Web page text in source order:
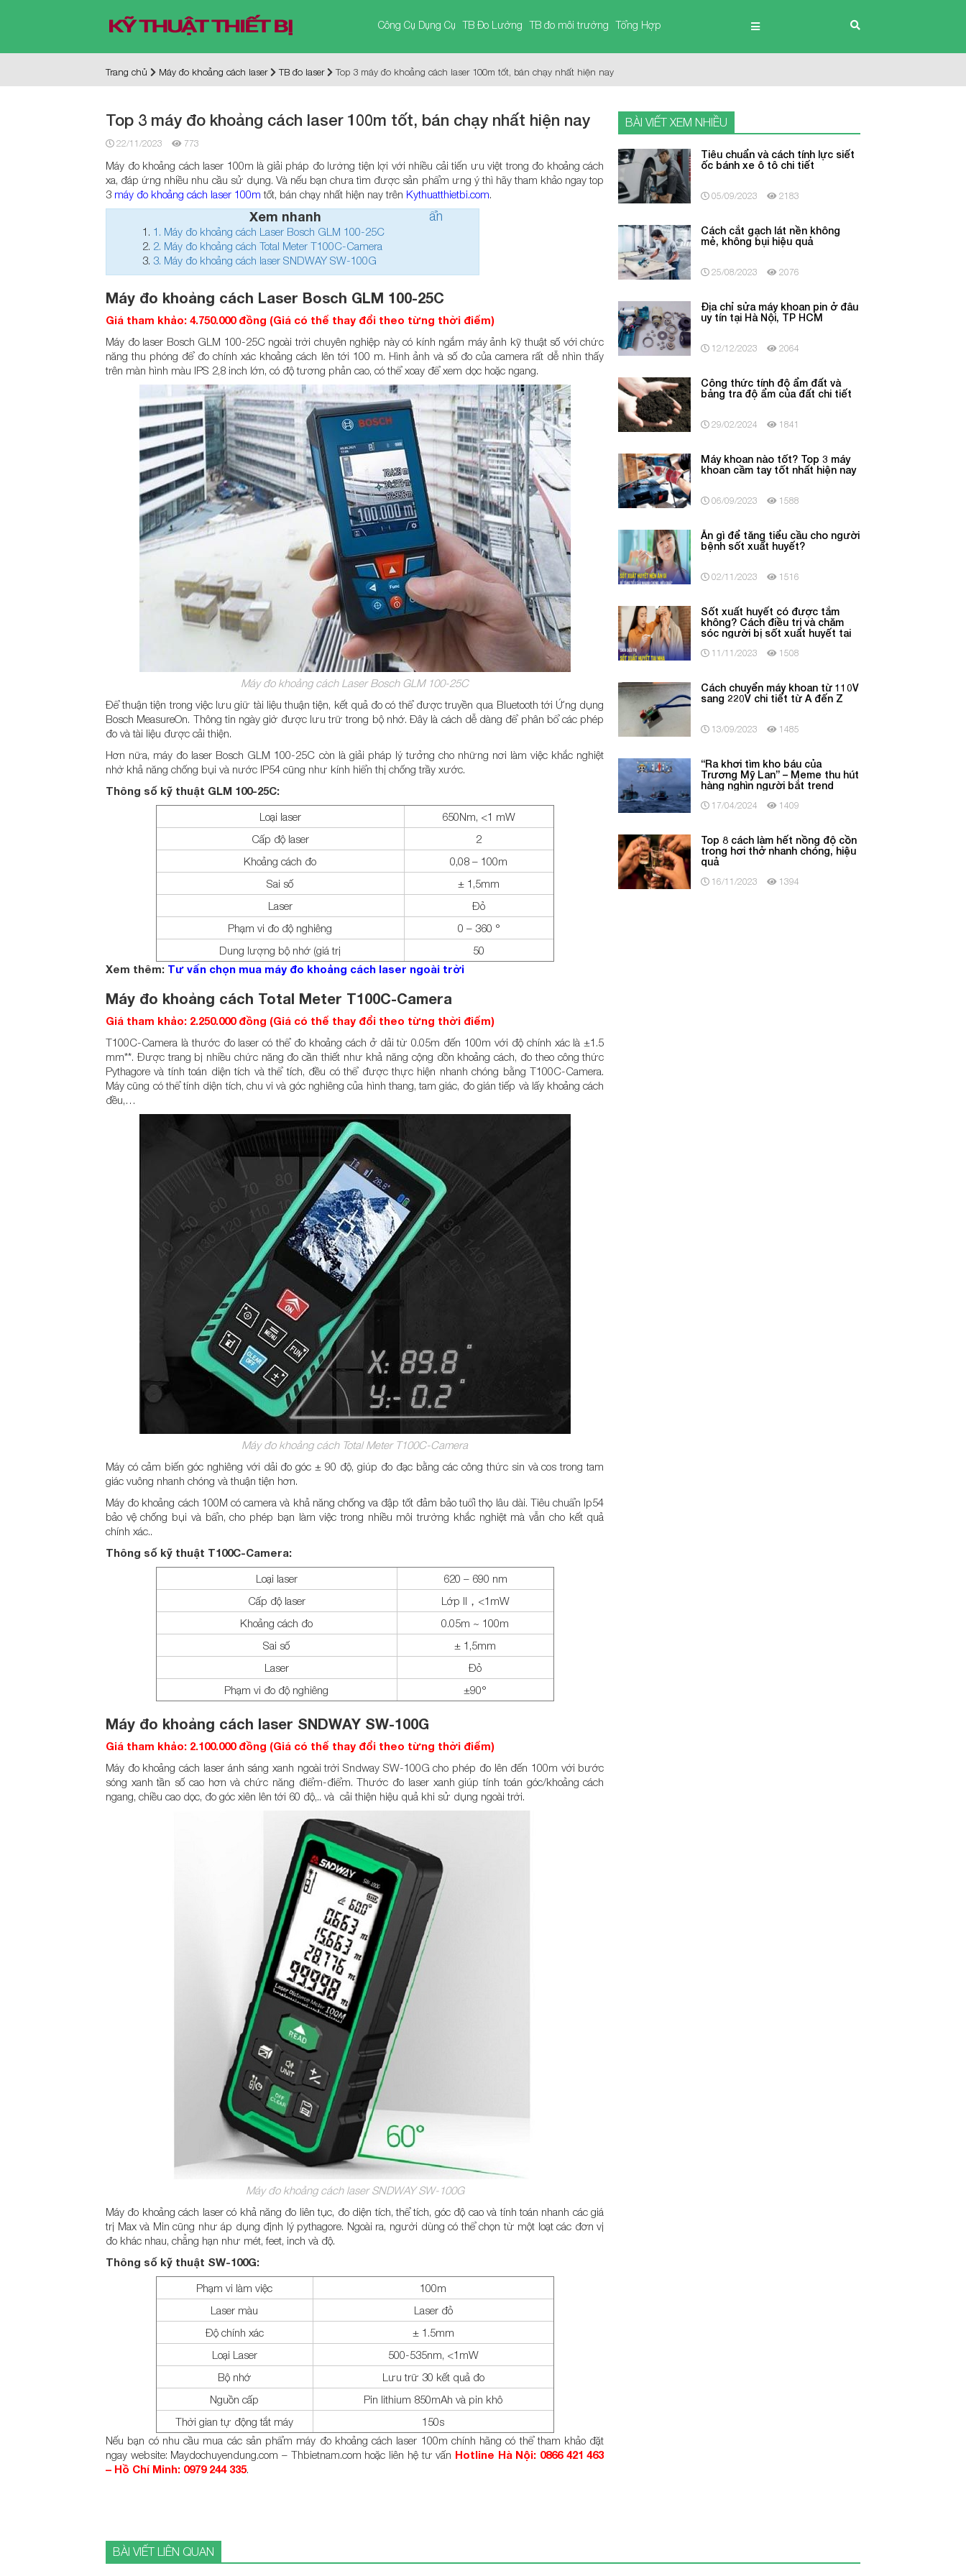
Công Cụ Dụng Cụ TB Đo Lường TB đo môi trường Tổng Hợp
Trang chủ Máy đo khoảng cách laser TB đo laser Top 3 máy đo khoảng cách laser 100m tốt, bán chạy nhất hiện nay
Top 3 máy đo khoảng cách laser 100m tốt, bán chạy nhất hiện nay
22/11/2023 773
Máy đo khoảng cách laser 100m là giải pháp đo lường tiện lợi với nhiều cải tiến ưu việt trong đo khoảng cách
xa, đáp ứng nhiều nhu cầu sử dụng. Và nếu bạn chưa tìm được sản phẩm ưng ý thì hãy tham khảo ngay top
3 máy đo khoảng cách laser 100m tốt, bán chạy nhất hiện nay trên Kythuatthietbi.com.
Xem nhanh ẩn
1. Máy đo khoảng cách Laser Bosch GLM 100-25C
2. Máy đo khoảng cách Total Meter T100C-Camera
3. Máy đo khoảng cách laser SNDWAY SW-100G
Máy đo khoảng cách Laser Bosch GLM 100-25C
Giá tham khảo: 4.750.000 đồng (Giá có thể thay đổi theo từng thời điểm)
Máy đo laser Bosch GLM 100-25C ngoài trời chuyên nghiệp này có kính ngắm máy ảnh kỹ thuật số với chức
năng thu phóng để đo chính xác khoảng cách lên tới 100 m. Hình ảnh và số đo của camera rất dễ nhìn thấy
trên màn hình màu IPS 2,8 inch lớn, có độ tương phản cao, có thể xoay để xem dọc hoặc ngang.
Máy đo khoảng cách Laser Bosch GLM 100-25C
Để thuận tiện trong việc lưu giữ tài liệu thuận tiện, kết quả đo có thể được truyền qua Bluetooth tới Ứng dụng
Bosch MeasureOn. Thông tin ngày giờ được lưu trữ trong bộ nhớ. Đây là cách dễ dàng để phân bổ các phép
đo và tài liệu được cải thiện.
Hơn nữa, máy đo laser Bosch GLM 100-25C còn là giải pháp lý tưởng cho những nơi làm việc khắc nghiệt
nhờ khả năng chống bụi và nước IP54 cũng như kính hiển thị chống trầy xước.
Thông số kỹ thuật GLM 100-25C:
Loại laser
650Nm, <1 mW
Cấp độ laser
2
Khoảng cách đo
0,08 – 100m
Sai số
± 1,5mm
Laser
Đỏ
Phạm vi đo độ nghiêng
0 – 360 °
Dung lượng bộ nhớ (giá trị
50
Xem thêm: Tư vấn chọn mua máy đo khoảng cách laser ngoài trời
Máy đo khoảng cách Total Meter T100C-Camera
Giá tham khảo: 2.250.000 đồng (Giá có thể thay đổi theo từng thời điểm)
T100C-Camera là thước đo laser có thể đo khoảng cách ở dải từ 0.05m đến 100m với độ chính xác là ±1.5
mm**. Được trang bị nhiều chức năng đo cần thiết như khả năng cộng dồn khoảng cách, đo theo công thức
Pythagore và tính toán diện tích và thể tích, đều có thể được thực hiện nhanh chóng bằng T100C-Camera.
Máy cũng có thể tính diện tích, chu vi và góc nghiêng của hình thang, tam giác, đo gián tiếp và lấy khoảng cách
đều,…
Máy đo khoảng cách Total Meter T100C-Camera
Máy có cảm biến góc nghiêng với dải đo góc ± 90 độ, giúp đo đạc bằng các công thức sin và cos trong tam
giác vuông nhanh chóng và thuận tiện hơn.
Máy đo khoảng cách 100M có camera và khả năng chống va đập tốt đảm bảo tuổi thọ lâu dài. Tiêu chuẩn Ip54
bảo vệ chống bụi và bẩn, cho phép bạn làm việc trong nhiều môi trường khắc nghiệt mà vẫn cho kết quả
chính xác..
Thông số kỹ thuật T100C-Camera:
Loại laser
620 – 690 nm
Cấp độ laser
Lớp Ⅱ，<1mW
Khoảng cách đo
0.05m ~ 100m
Sai số
± 1,5mm
Laser
Đỏ
Phạm vi đo độ nghiêng
±90°
Máy đo khoảng cách laser SNDWAY SW-100G
Giá tham khảo: 2.100.000 đồng (Giá có thể thay đổi theo từng thời điểm)
Máy đo khoảng cách laser ánh sáng xanh ngoài trời Sndway SW-100G cho phép đo lên đến 100m với bước
sóng xanh tần số cao hơn và chức năng điểm-điểm. Thước đo laser xanh giúp tính toán góc/khoảng cách
ngang, chiều cao dọc, đo góc xiên lên tới 60 độ,.. và cải thiện hiệu quả khi sử dụng ngoài trời.
Máy đo khoảng cách laser SNDWAY SW-100G
Máy đo khoảng cách laser có khả năng đo liên tục, đo diện tích, thể tích, góc độ cao và tính toán nhanh các giá
trị Max và Min cũng như áp dụng định lý pythagore. Ngoài ra, người dùng có thể chọn từ một loạt các đơn vị
đo khác nhau, chẳng hạn như mét, feet, inch và độ.
Thông số kỹ thuật SW-100G:
Phạm vi làm việc
100m
Laser màu
Laser đỏ
Độ chính xác
± 1.5mm
Loại Laser
500-535nm, <1mW
Bộ nhớ
Lưu trữ 30 kết quả đo
Nguồn cấp
Pin lithium 850mAh và pin khô
Thời gian tự động tắt máy
150s
Nếu bạn có nhu cầu mua các sản phẩm máy đo khoảng cách laser 100m chính hãng có thể tham khảo đặt
ngay website: Maydochuyendung.com – Thbietnam.com hoặc liên hệ tư vấn Hotline Hà Nội: 0866 421 463
– Hồ Chí Minh: 0979 244 335.
BÀI VIẾT XEM NHIỀU
Tiêu chuẩn và cách tính lực siết
ốc bánh xe ô tô chi tiết
05/09/2023 2183
Cách cắt gạch lát nền không
mẻ, không bụi hiệu quả
25/08/2023 2076
Địa chỉ sửa máy khoan pin ở đâu
uy tín tại Hà Nội, TP HCM
12/12/2023 2064
Công thức tính độ ẩm đất và
bảng tra độ ẩm của đất chi tiết
29/02/2024 1841
Máy khoan nào tốt? Top 3 máy
khoan cầm tay tốt nhất hiện nay
06/09/2023 1588
Ăn gì để tăng tiểu cầu cho người
bệnh sốt xuất huyết?
02/11/2023 1516
Sốt xuất huyết có được tắm
không? Cách điều trị và chăm
sóc người bị sốt xuất huyết tại
11/11/2023 1508
Cách chuyển máy khoan từ 110V
sang 220V chi tiết từ A đến Z
13/09/2023 1485
“Ra khơi tìm kho báu của
Trương Mỹ Lan” – Meme thu hút
hàng nghìn người bắt trend
17/04/2024 1409
Top 8 cách làm hết nồng độ cồn
trong hơi thở nhanh chóng, hiệu
quả
16/11/2023 1394
BÀI VIẾT LIÊN QUAN